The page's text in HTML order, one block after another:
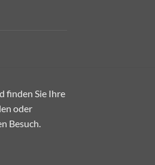
finden Sie Ihre
oder
Besuch.